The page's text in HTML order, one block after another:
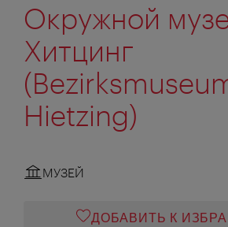
Окружной
Хитцинг
Hietzing)
МУЗЕЙ
ДОБАВИТЬ К